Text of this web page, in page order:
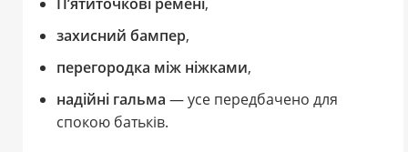
захисний бампер,
перегородка між ніжками,
надійні гальма — усе передбачено для
спокою батьків.